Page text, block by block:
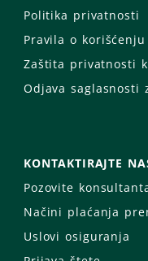
Politika privatnosti
Pravila o korišćenju
Zaštita privatnosti
Odjava saglasnosti
KONTAKTIRAJTE
Pozovite
Načini plaćanja
Uslovi osiguranja